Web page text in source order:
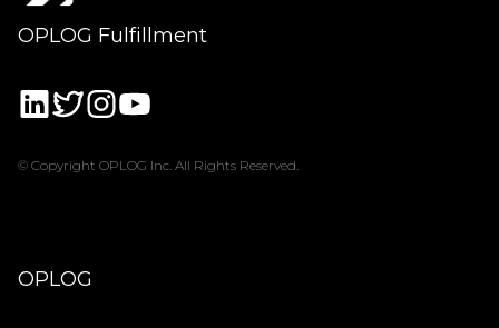
OPLOG Fulfillment
© Copyright OPLOG Inc. All Rights Reserved.
OPLOG